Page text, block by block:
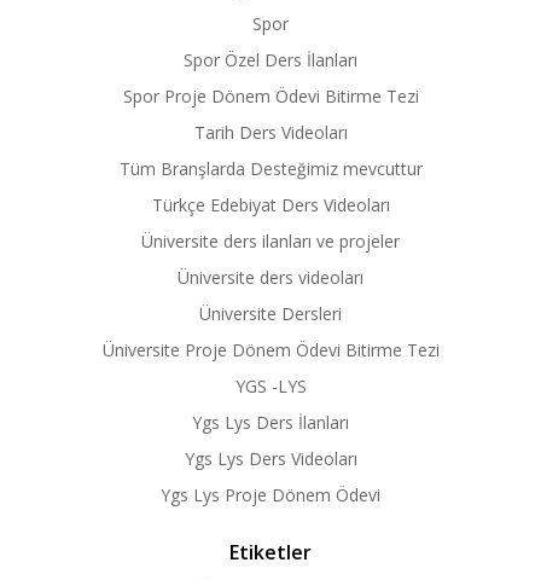
Spor
Spor Özel Ders İlanları
Spor Proje Dönem Ödevi Bitirme Tezi
Tarih Ders Videoları
Tüm Branşlarda Desteğimiz mevcuttur
Türkçe Edebiyat Ders Videoları
Üniversite ders ilanları ve projeler
Üniversite ders videoları
Üniversite Dersleri
Üniversite Proje Dönem Ödevi Bitirme Tezi
YGS -LYS
Ygs Lys Ders İlanları
Ygs Lys Ders Videoları
Ygs Lys Proje Dönem Ödevi
Etiketler